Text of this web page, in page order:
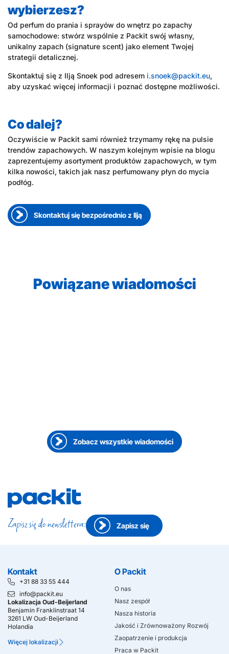
wybierzesz?
Od perfum do prania i sprayów do wnętrz po zapachy
samochodowe: stwórz wspólnie z Packit swój własny,
unikalny zapach (signature scent) jako element Twojej
strategii detalicznej.
Skontaktuj się z Ilją Snoek pod adresem i.snoek@packit.eu,
aby uzyskać więcej informacji i poznać dostępne możliwości.
Co dalej?
Oczywiście w Packit sami również trzymamy rękę na pulsie
trendów zapachowych. W naszym kolejnym wpisie na blogu
zaprezentujemy asortyment produktów zapachowych, w tym
kilka nowości, takich jak nasz perfumowany płyn do mycia
podłóg.
Skontaktuj się bezpośrednio z Ilją
Powiązane wiadomości
Zobacz wszystkie wiadomości
Zapisz się do newslettera: Zapisz się
Kontakt
+31 88 33 55 444
info@packit.eu
Lokalizacja Oud-Beijerland
Benjamin Franklinstraat 14
3261 LW Oud-Beijerland
Holandia
Więcej lokalizacji
O Packit
O nas
Nasz zespół
Nasza historia
Jakość i Zrównoważony Rozwój
Zaopatrzenie i produkcja
Praca w Packit